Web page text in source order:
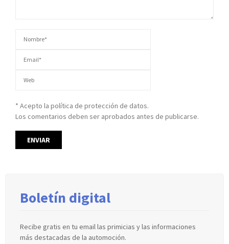
* Acepto la política de protección de datos.
Los comentarios deben ser aprobados antes de publicarse.
Boletín digital
Recibe gratis en tu email las primicias y las informaciones
más destacadas de la automoción.